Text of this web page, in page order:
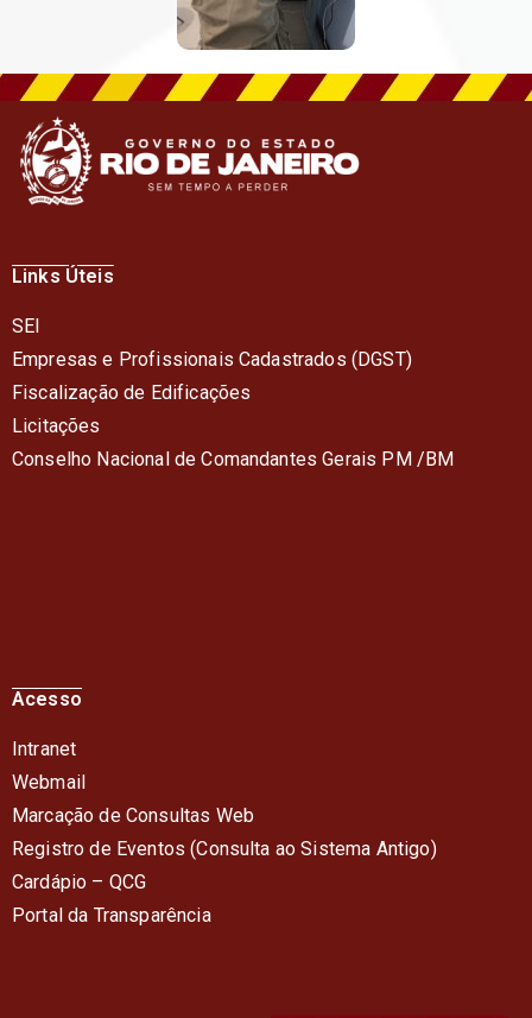
Links Úteis
SEI
Empresas e Profissionais Cadastrados (DGST)
Fiscalização de Edificações
Licitações
Conselho Nacional de Comandantes Gerais PM /BM
Acesso
Intranet
Webmail
Marcação de Consultas Web
Registro de Eventos (Consulta ao Sistema Antigo)
Cardápio – QCG
Portal da Transparência